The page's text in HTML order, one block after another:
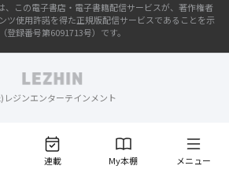
連載 My本棚 メニュー
、この電子書店・電子書籍配信サービスが、著作権者
ツ使用許諾を得た正規版配信サービスであることを示
登録番号第6091713号）です。
レジンエンターテインメント